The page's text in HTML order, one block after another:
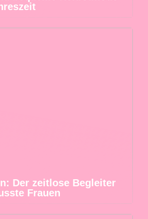
Der zeitlose Begleiter
Frauen